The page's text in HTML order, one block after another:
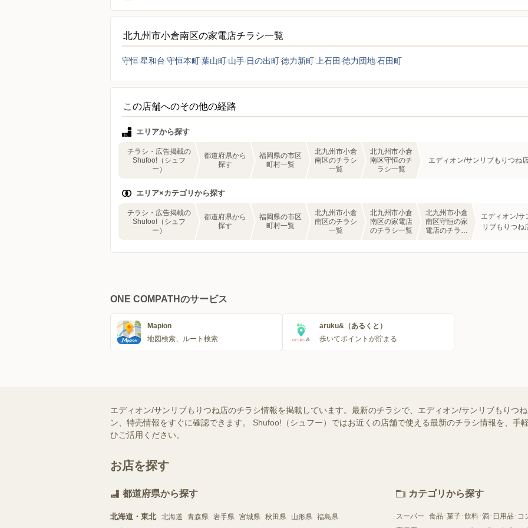
北九州市小倉南区の家電店チラシ一覧
守恒 星和台 守恒本町葉山町 山手 日の出町徳力新町 上石田 徳力団地石田町
この店舗へのその他の経路
エリアから探す
チラシ・広告掲載の
Shufoo!（シュフ
ー）
都道府県から
探す
福岡県の市区
町村一覧
北九州市小倉
南区のチラシ
一覧
北九州市小倉
南区守恒のチ
ラシ一覧
エディオン/サンリブもりつね
エリア×カテゴリから探す
チラシ・広告掲載の
Shufoo!（シュフ
ー）
都道府県から
探す
福岡県の市区
町村一覧
北九州市小倉
南区のチラシ
一覧
北九州市小倉
南区の家電店
のチラシ一覧
北九州市小倉
南区守恒の家
電店のチラシ
エディオン/サ
リブもりつね
ONE COMPATHのサービス
Mapion
地図検索、ルート検索
aruku&（あるくと）
歩いてポイントが貯まる
エディオン/サンリブもりつね店のチラシ情報を掲載しています。最新のチラシで、エディオン/サンリブもりつ
ン、特売情報をすぐに確認できます。 Shufoo!（シュフー）ではお近くの店舗で使える最新のチラシ情報を、手
ひご活用ください。
お店を探す
都道府県から探す
北海道・東北 北海道 青森県 岩手県 宮城県 秋田県 山形県 福島県
カテゴリから探す
スーパー 食品･菓子･飲料･酒･日用品･コ